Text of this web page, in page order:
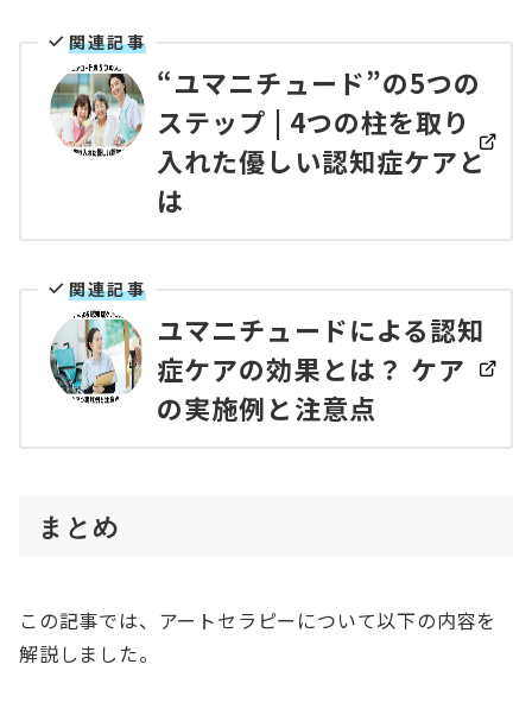
関連記事
“ユマニチュード”の5つの
ステップ | 4つの柱を取り
入れた優しい認知症ケアと
は
関連記事
ユマニチュードによる認知
症ケアの効果とは？ ケア
の実施例と注意点
まとめ
この記事では、アートセラピーについて以下の内容を
解説しました。